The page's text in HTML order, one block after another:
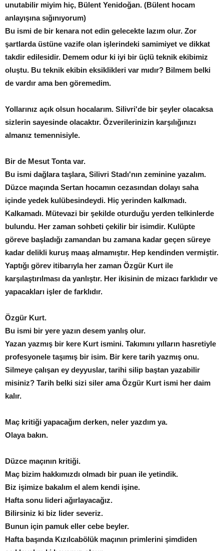
unutabilir miyim hiç, Bülent Yenidoğan. (Bülent hocam
anlayışına sığınıyorum)
Bu ismi de bir kenara not edin gelecekte lazım olur. Zor
şartlarda üstüne vazife olan işlerindeki samimiyet ve dikkat
takdir edilesidir. Demem odur ki iyi bir üçlü teknik ekibimiz
oluştu. Bu teknik ekibin eksiklikleri var mıdır? Bilmem belki
de vardır ama ben göremedim.
Yollarınız açık olsun hocalarım. Silivri'de bir şeyler olacaksa
sizlerin sayesinde olacaktır. Özverilerinizin karşılığınızı
almanız temennisiyle.
Bir de Mesut Tonta var.
Bu ismi dağlara taşlara, Silivri Stadı'nın zeminine yazalım.
Düzce maçında Sertan hocamın cezasından dolayı saha
içinde yedek kulübesindeydi. Hiç yerinden kalkmadı.
Kalkamadı. Mütevazi bir şekilde oturduğu yerden telkinlerde
bulundu. Her zaman sohbeti çekilir bir isimdir. Kulüpte
göreve başladığı zamandan bu zamana kadar geçen süreye
kadar delikli kuruş maaş almamıştır. Hep kendinden vermiştir.
Yaptığı görev itibarıyla her zaman Özgür Kurt ile
karşılaştırılması da yanlıştır. Her ikisinin de mizacı farklıdır ve
yapacakları işler de farklıdır.
Özgür Kurt.
Bu ismi bir yere yazın desem yanlış olur.
Yazan yazmış bir kere Kurt ismini. Takımını yılların hasretiyle
profesyonele taşımış bir isim. Bir kere tarih yazmış onu.
Silmeye çalışan ey deyyuslar, tarihi silip baştan yazabilir
misiniz? Tarih belki sizi siler ama Özgür Kurt ismi her daim
kalır.
Maç kritiği yapacağım derken, neler yazdım ya.
Olaya bakın.
Düzce maçının kritiği.
Maç bizim hakkımızdı olmadı bir puan ile yetindik.
Biz işimize bakalım el alem kendi işine.
Hafta sonu lideri ağırlayacağız.
Bilirsiniz ki biz lider severiz.
Bunun için pamuk eller cebe beyler.
Hafta başında Kızılcabölük maçının primlerini şimdiden